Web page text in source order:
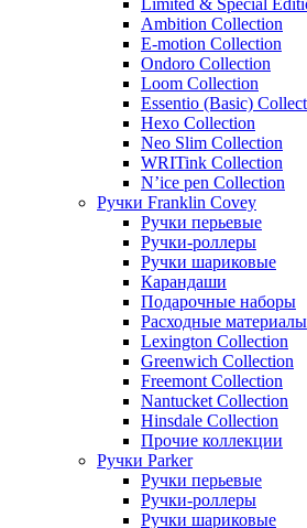
Limited & Special
Ambition Collection
E-motion Collection
Ondoro Collection
Loom Collection
Essentio (Basic)
Hexo Collection
Neo Slim Collection
WRITink Collection
N’ice pen Collection
Ручки Franklin Covey
Ручки перьевые
Ручки-роллеры
Ручки шариковые
Карандаши
Подарочные наборы
Расходные материалы
Lexington Collection
Greenwich Collection
Freemont Collection
Nantucket Collection
Hinsdale Collection
Прочие коллекции
Ручки Parker
Ручки перьевые
Ручки-роллеры
Ручки шариковые